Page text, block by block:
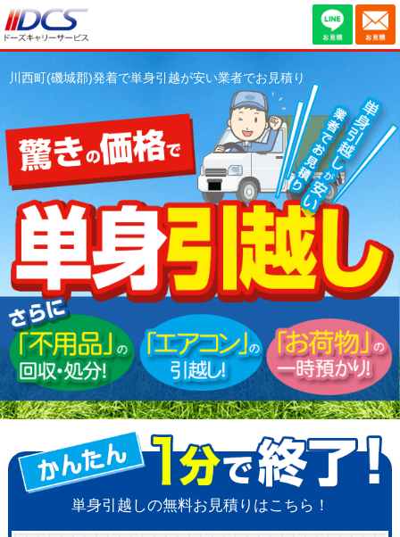
川西町(磯城郡)発着で単身引越が安い業者でお見積り
単身引越しの無料お見積りはこちら！